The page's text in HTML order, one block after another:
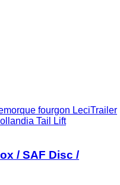
fourgon LeciTrailer
Tail Lift
/ SAF Disc /